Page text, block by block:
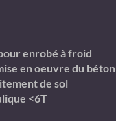
enrobé à froid
en oeuvre du béton
de sol
<6T